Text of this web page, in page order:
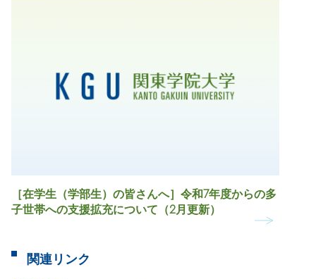
［在学生（学部生）の皆さんへ］令和7年度からの多
子世帯への支援拡充について（2月更新）
関連リンク